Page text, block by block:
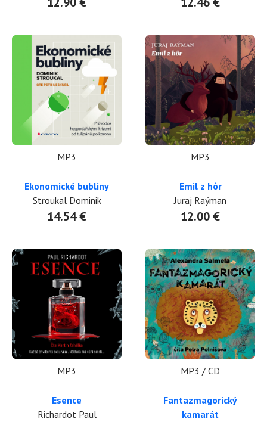
MP3
Ekonomické bubliny
Stroukal Dominik
14.54 €
MP3
Emil z hôr
Juraj Raýman
12.00 €
MP3
Esence
Richardot Paul
MP3 / CD
Fantazmagorický
kamarát